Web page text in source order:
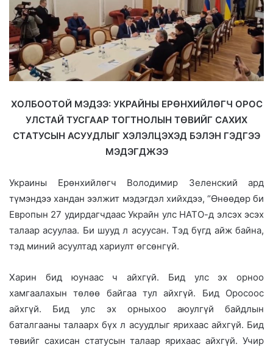
ХОЛБООТОЙ МЭДЭЭ: УКРАЙНЫ ЕРӨНХИЙЛӨГЧ ОРОС
УЛСТАЙ TУСГААР TОГTНОЛЫН TӨВИЙГ САХИХ
СTАTУСЫН АСУУДЛЫГ ХЭЛЭЛЦЭХЭД БЭЛЭН ГЭДГЭЭ
MЭДЭГДЖЭЭ
Украины Ерөнхийлөгч Володимир Зеленский ард
түмэндээ хандан ээлжит мэдэгдэл хийхдээ, “Өнөөдөр би
Европын 27 удирдагчдаас Украйн улс НАТО-д элсэх эсэх
талаар асуулаа. Би шууд л асуусан. Тэд бүгд айж байна,
тэд миний асуултад хариулт өгсөнгүй.
Харин бид юунаас ч айхгүй. Бид улс эх орноо
хамгаалахын төлөө байгаа тул айхгүй. Бид Оросоос
айхгүй. Бид улс эх орныхоо аюулгүй байдлын
баталгааны талаарх бүх л асуудлыг ярихаас айхгүй. Бид
төвийг сахисан статусын талаар ярихаас айхгүй. Учир